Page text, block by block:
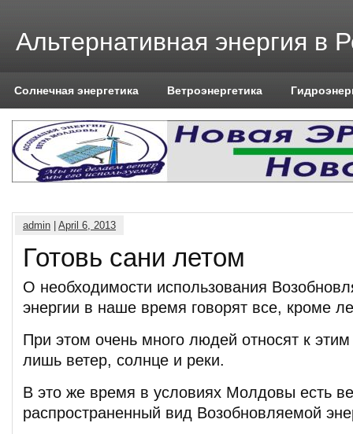
Альтернативная энергия в
Солнечная энергетика Ветроэнергетика
admin April 6, 2013
Готовь сани летом
О необходимости использования
энергии в наше время говорят все, кроме
При этом очень много людей относят к
лишь ветер, солнце и реки.
В это же время в условиях Молдовы есть
распространенный вид Возобновляемой